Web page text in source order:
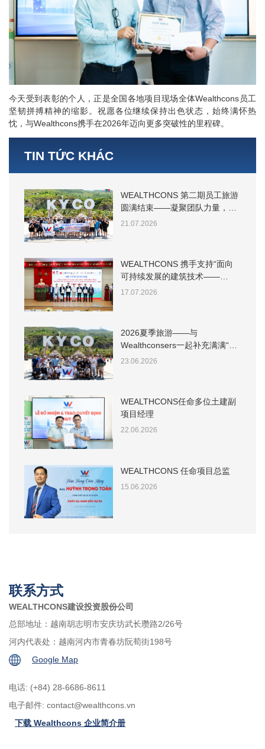
今天受到表彰的个人，正是全国各地项目现场全体Wealthcons员工
坚韧拼搏精神的缩影。祝愿各位继续保持出色状态，始终满怀热
忱，与Wealthcons携手在2026年迈向更多突破性的里程碑。
TIN TỨC KHÁC
WEALTHCONS 第二期员工旅游
圆满结束——凝聚团队力量，探
访正在建设中的项目
21.07.2026
WEALTHCONS 携手支持“面向
可持续发展的建筑技术——
CTSD 2026”研讨会
17.07.2026
2026夏季旅游——与
Wealthconsers一起补充满满“海
洋维他命”！
23.06.2026
WEALTHCONS任命多位土建副
项目经理
22.06.2026
WEALTHCONS 任命项目总监
15.06.2026
联系方式
WEALTHCONS建设投资股份公司
总部地址：越南胡志明市安庆坊武长瓒路2/26号
河内代表处：越南河内市青春坊阮荀街198号
Google Map
电话: (+84) 28-6686-8611
电子邮件: contact@wealthcons.vn
下载 Wealthcons 企业简介册